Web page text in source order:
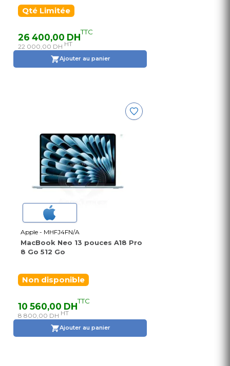
Qté Limitée
26 400,00 DHTTC
22 000,00 DH HT
Ajouter au panier
Apple - MHFJ4FN/A
MacBook Neo 13 pouces A18 Pro
8 Go 512 Go
Non disponible
10 560,00 DHTTC
8 800,00 DH HT
Ajouter au panier